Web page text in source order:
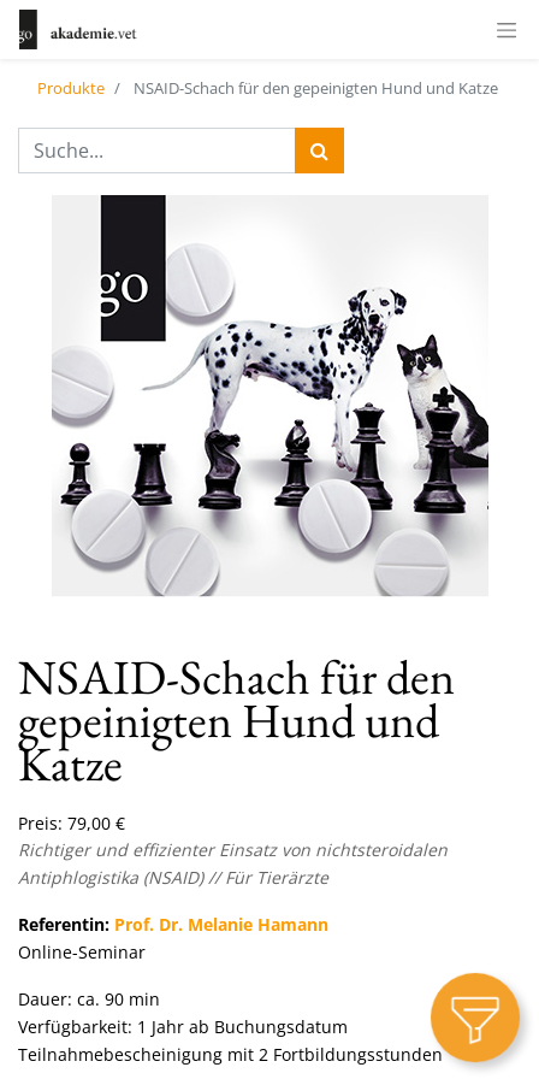
Produkte NSAID-Schach für den gepeinigten Hund und Katze
NSAID-Schach für den
gepeinigten Hund und
Katze
Preis: 79,00 €
Richtiger und effizienter Einsatz von nichtsteroidalen
Antiphlogistika (NSAID) // Für Tierärzte
Referentin: Prof. Dr. Melanie Hamann
Online-Seminar
Dauer: ca. 90 min
Verfügbarkeit: 1 Jahr ab Buchungsdatum
Teilnahmebescheinigung mit 2 Fortbildungsstunden